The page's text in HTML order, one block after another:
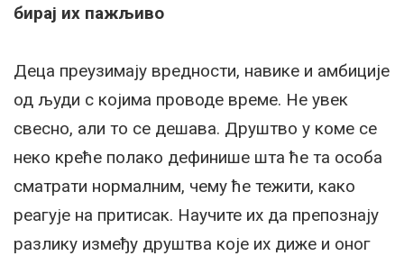
бирај их пажљиво
Деца преузимају вредности, навике и амбиције
од људи с којима проводе време. Не увек
свесно, али то се дешава. Друштво у коме се
неко креће полако дефинише шта ће та особа
сматрати нормалним, чему ће тежити, како
реагује на притисак. Научите их да препознају
разлику између друштва које их диже и оног